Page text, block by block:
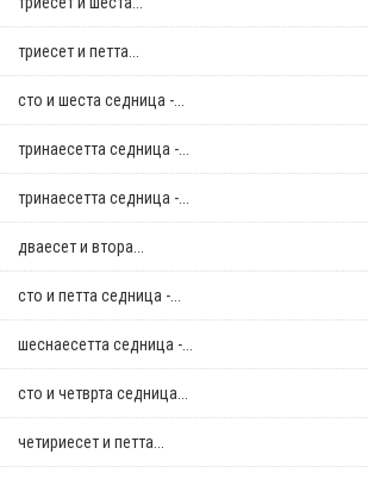
триесет и петта...
сто и шеста седница -...
тринаесетта седница -...
тринаесетта седница -...
дваесет и втора...
сто и петта седница -...
шеснаесетта седница -...
сто и четврта седница...
четириесет и петта...